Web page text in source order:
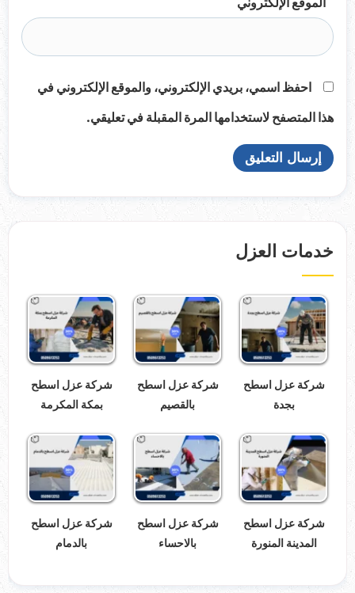
احفظ اسمي، بريدي الإلكتروني، والموقع الإلكتروني في
هذا المتصفح لاستخدامها المرة المقبلة في تعليقي.
خدمات العزل
شركة عزل اسطح
بجدة
شركة عزل اسطح
بالقصيم
شركة عزل اسطح
بمكة المكرمة
شركة عزل اسطح
المدينة المنورة
شركة عزل اسطح
بالاحساء
شركة عزل اسطح
بالدمام